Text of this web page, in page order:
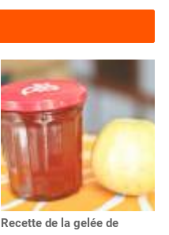
Recette de la gelée de